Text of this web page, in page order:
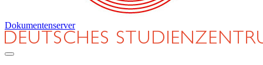
Dokumentenserver